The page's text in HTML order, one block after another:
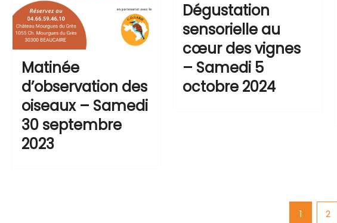
Dégustation
sensorielle au
cœur des vignes
– Samedi 5
octobre 2024
Matinée
d’observation des
oiseaux – Samedi
30 septembre
2023
1 2